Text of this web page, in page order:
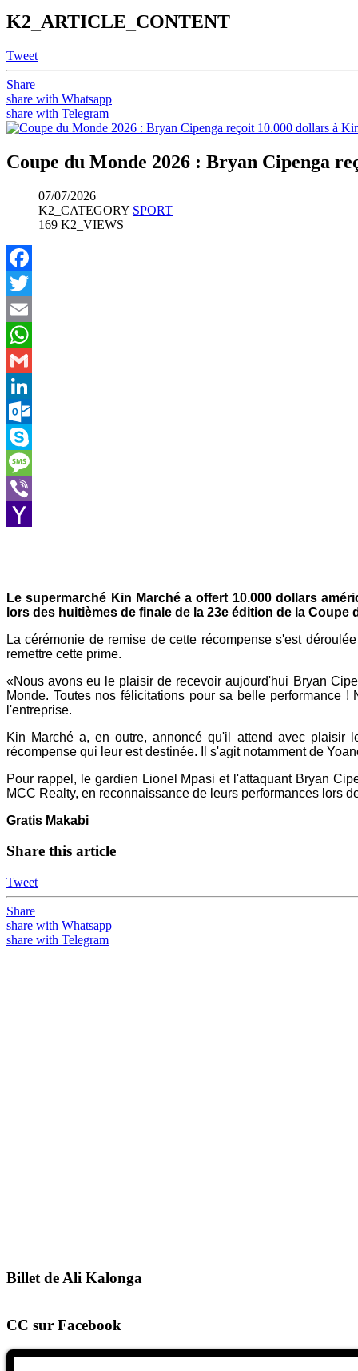
K2_ARTICLE_CONTENT
Tweet
Share
share with Whatsapp
share with Telegram
Coupe du Monde 2026 : Bryan Cipenga
07/07/2026
K2_CATEGORY SPORT
169 K2_VIEWS
Facebook
Twitter
Email
WhatsApp
Gmail
LinkedIn
Outlook.com
Skype
Message
Viber
Le supermarché Kin Marché a offert 10.000 dollars
lors des huitièmes de finale de la 23e édition de la Coupe
La cérémonie de remise de cette récompense s'est
remettre cette prime.
«Nous avons eu le plaisir de recevoir aujourd'hui Bryan
Monde. Toutes nos félicitations pour sa belle performance
l'entreprise.
Kin Marché a, en outre, annoncé qu'il attend avec plaisir
récompense qui leur est destinée. Il s'agit notamment de
Pour rappel, le gardien Lionel Mpasi et l'attaquant Bryan
MCC Realty, en reconnaissance de leurs performances lors
Gratis Makabi
Share this article
Tweet
Share
share with Whatsapp
share with Telegram
Billet de Ali Kalonga
CC sur Facebook